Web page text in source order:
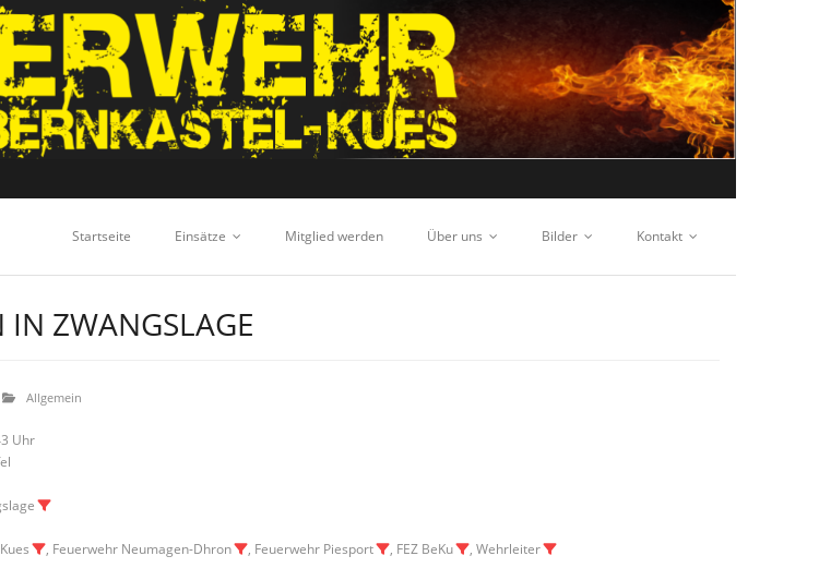
Startseite Einsätze Mitglied werden Über uns Bilder Kontakt
IN ZWANGSLAGE
Allgemein
Uhr
, Feuerwehr Neumagen-Dhron , Feuerwehr Piesport , FEZ BeKu , Wehrleiter